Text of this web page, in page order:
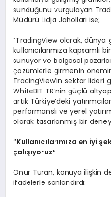
sunduğunu vurgulayan
Müdürü Lidja Jahollari ise;
“TradingView olarak, dünya
kullanıcılarımıza kapsamlı
sunuyor ve bölgesel
çözümlerle girmenin
TradingView’in sektör lideri
WhiteBIT TR’nin güçlü
artık Türkiye’deki
performanslı ve yerel
olarak tasarlanmış bir
“Kullanıcılarımıza en iyi
çalışıyoruz”
Onur Turan, konuya ilişkin
ifadelerle sonlandırdı: